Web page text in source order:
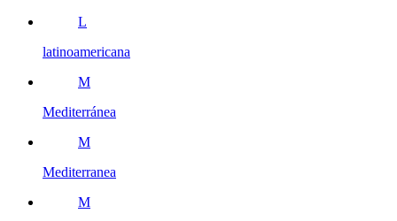
L
latinoamericana
M
Mediterránea
M
Mediterranea
M